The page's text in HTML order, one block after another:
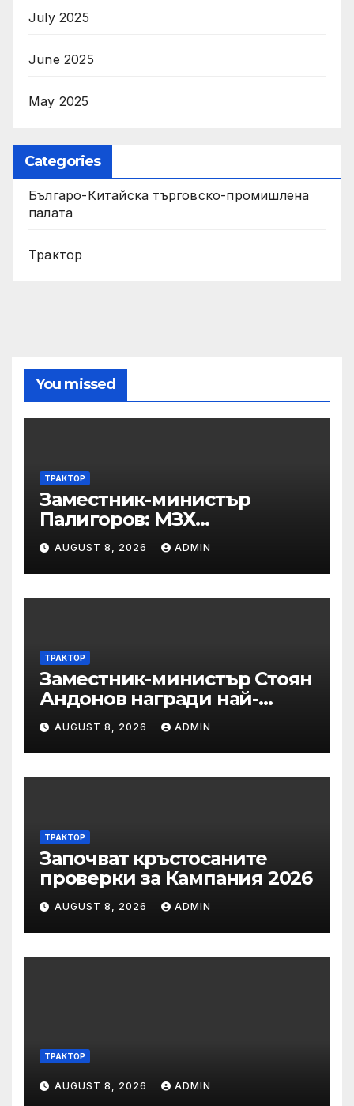
July 2025
June 2025
May 2025
Categories
Българо-Китайска търговско-промишлена
палата
Трактор
You missed
ТРАКТОР
Заместник-министър
Палигоров: МЗХ
предприема комплекс от
мерки за възстановяване
на горите от съхненето и на
полезащитните пояси в
AUGUST 8, 2026 ADMIN
ТРАКТОР
Заместник-министър Стоян
Андонов награди най-
заслужилите спортисти на
ОСК “Левски”
AUGUST 8, 2026 ADMIN
ТРАКТОР
Започват кръстосаните
проверки за Кампания 2026
AUGUST 8, 2026 ADMIN
ТРАКТОР
AUGUST 8, 2026 ADMIN